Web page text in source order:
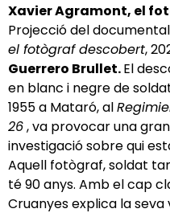
Xavier Agramont, el
Projecció del
el fotògraf descobert,
Guerrero Brullet.El
en blanc i negre de
1955 a Mataró, al
26, va provocar una
investigació sobre qui
Aquell fotògraf, soldat
té 90 anys. Amb el cap
Cruanyes explica la